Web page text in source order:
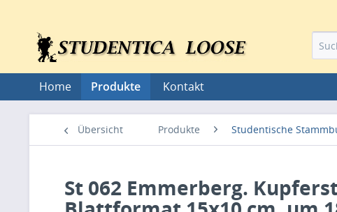
Home Produkte Kontakt
Übersicht Produkte Studentische
St 062 Emmerberg.